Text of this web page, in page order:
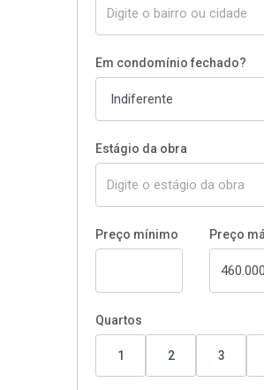
Em condomínio fechado?
Estágio da obra
Preço mínimo Preço
Quartos
1 2 3